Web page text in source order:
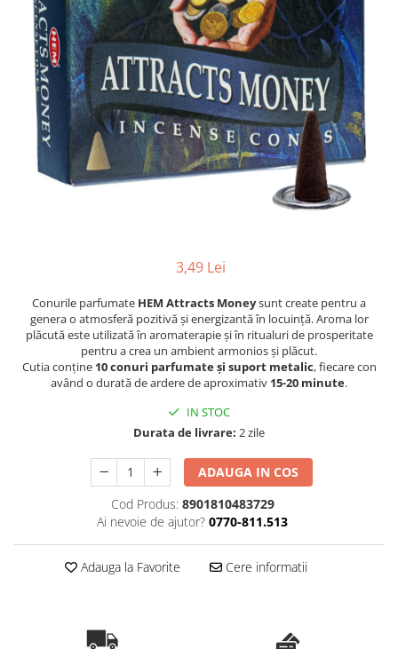
Accesorii și Difuzoare
Difuzoare Uleiuri Clasice
Suporți Conuri & bețe parfumate
Suporți Conuri Backflow
Profesionale
Flacoane & Recipiente
Cutii carton și soluții de expediere
Soluții Retail, B2B & Display
(Volume Mari)
Parfum pentru rufe (Bax/Vrac)
Uleiuri parfumate aromaterapie
(Pachete/Bax)
3,49 Lei
Conurile parfumate HEM Attracts Moneysunt create pentru a
genera o atmosferă pozitivă și energizantă în locuință. Aroma lor
plăcută este utilizată în aromaterapie și în ritualuri de prosperitate
pentru a crea un ambient armonios și plăcut.
Cutia conține 10 conuri parfumate și suport metalic, fiecare con
având o durată de ardere de aproximativ 15-20 minute.
IN STOC
Durata de livrare: 2 zile
ADAUGA IN COS
Cod Produs: 8901810483729
Ai nevoie de ajutor? 0770-811.513
Adauga la Favorite Cere informatii